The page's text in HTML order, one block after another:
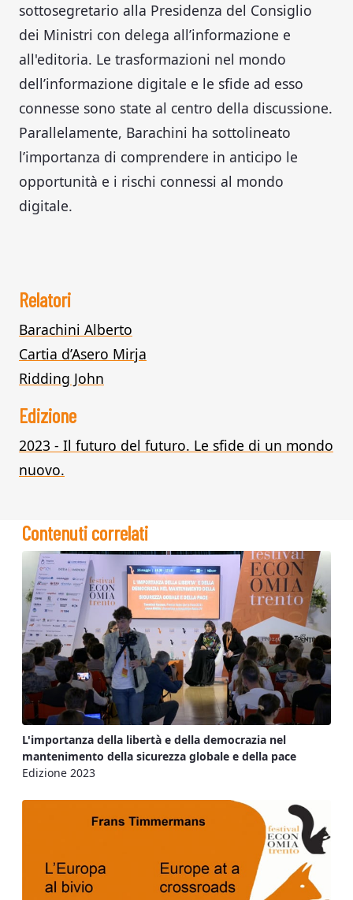
sottosegretario alla Presidenza del Consiglio
dei Ministri con delega all’informazione e
all'editoria. Le trasformazioni nel mondo
dell’informazione digitale e le sfide ad esso
connesse sono state al centro della discussione.
Parallelamente, Barachini ha sottolineato
l’importanza di comprendere in anticipo le
opportunità e i rischi connessi al mondo
digitale.
Relatori
Barachini Alberto
Cartia d’Asero Mirja
Ridding John
Edizione
2023 - Il futuro del futuro. Le sfide di un mondo
nuovo.
Contenuti correlati
L'importanza della libertà e della democrazia nel
mantenimento della sicurezza globale e della pace
Edizione 2023